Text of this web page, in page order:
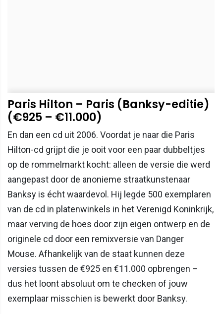
Paris Hilton – Paris (Banksy-editie)
(€925 – €11.000)
En dan een cd uit 2006. Voordat je naar die Paris
Hilton-cd grijpt die je ooit voor een paar dubbeltjes
op de rommelmarkt kocht: alleen de versie die werd
aangepast door de anonieme straatkunstenaar
Banksy is écht waardevol. Hij legde 500 exemplaren
van de cd in platenwinkels in het Verenigd Koninkrijk,
maar verving de hoes door zijn eigen ontwerp en de
originele cd door een remixversie van Danger
Mouse. Afhankelijk van de staat kunnen deze
versies tussen de €925 en €11.000 opbrengen –
dus het loont absoluut om te checken of jouw
exemplaar misschien is bewerkt door Banksy.